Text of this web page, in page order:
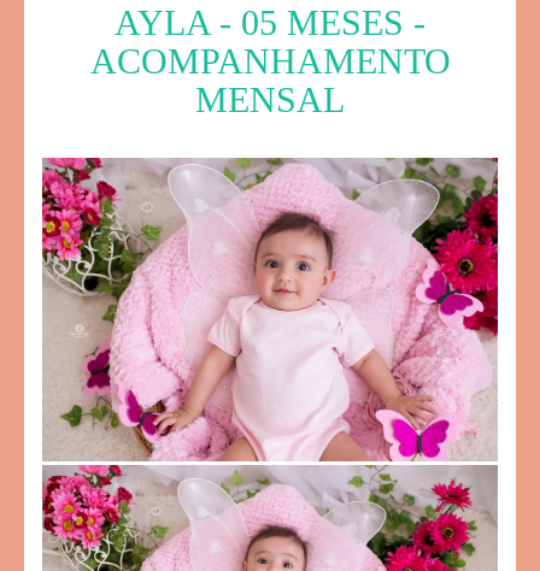
AYLA - 05 MESES -
ACOMPANHAMENTO
MENSAL